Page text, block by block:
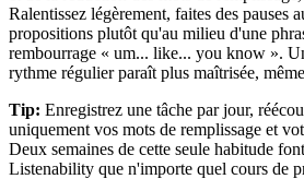
Ralentissez légèrement, faites des pauses
propositions plutôt qu'au milieu d'une
rembourrage « um... like... you know ».
rythme régulier paraît plus maîtrisée,
Tip: Enregistrez une tâche par jour,
uniquement vos mots de remplissage et
Deux semaines de cette seule habitude
Listenability que n'importe quel cours de